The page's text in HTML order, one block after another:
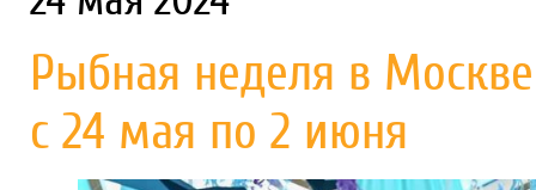
Рыбная неделя в
с 24 мая по 2 июня